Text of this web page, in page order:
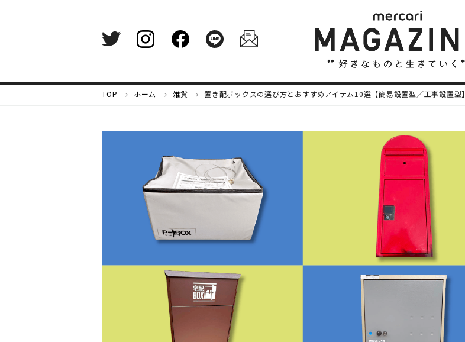
TOP
メ
リ
と
ホーム 雑貨 置き配ボックスの選び方とおすすめアイテム10選【簡易設置型／工事設置型】